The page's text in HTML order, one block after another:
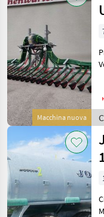
Mostra
tutti
33
MARKETPLACE
Marketplace
Offerte
Macchina nuova
e
/